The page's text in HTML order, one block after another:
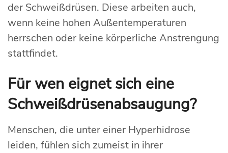
der Schweißdrüsen. Diese arbeiten auch,
wenn keine hohen Außentemperaturen
herrschen oder keine körperliche Anstrengung
stattfindet.
Für wen eignet sich eine
Schweißdrüsenabsaugung?
Menschen, die unter einer Hyperhidrose
leiden, fühlen sich zumeist in ihrer